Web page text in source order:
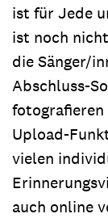
ist für Jede
ist noch
die Sänger/
Abschluss-
fotografieren
Upload-
vielen
auch online